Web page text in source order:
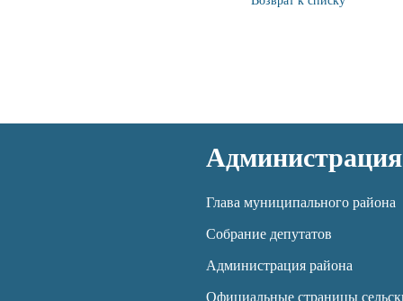
Администрация
Глава муниципального района
Собрание депутатов
Администрация района
Официальные страницы